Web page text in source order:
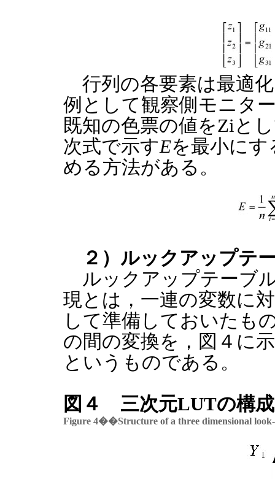
行列の各要素は最適
例として観察側モニタ
既知の色票の値をZiと
次式で示すEを最小にす
める方法がある。
２）ルックアップテ
ルックアップテーブ
現とは，一連の変数に
して準備しておいたも
の間の変換を，図４に
というものである。
図４ 三次元LUTの構
Figure 4��Structure of a three dimensional